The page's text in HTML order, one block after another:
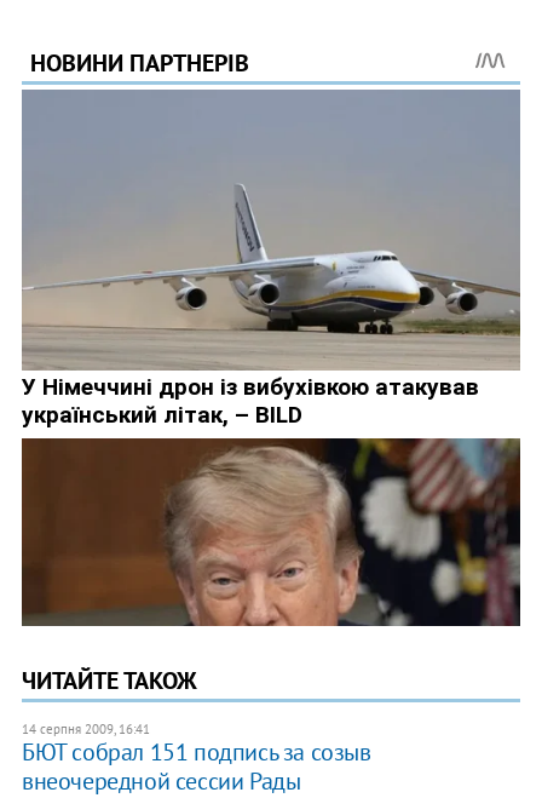
ЧИТАЙТЕ ТАКОЖ
14 серпня 2009, 16:41
БЮТ собрал 151 подпись за созыв
внеочередной сессии Рады